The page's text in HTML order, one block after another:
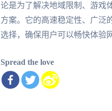
论是为了解决地域限制、游戏
方案。它的高速稳定性、广泛
选择，确保用户可以畅快体验
Spread the love